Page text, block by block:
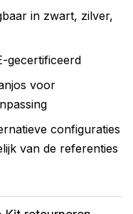
in zwart, zilver,
gecertificeerd
voor
configuraties
van de referenties